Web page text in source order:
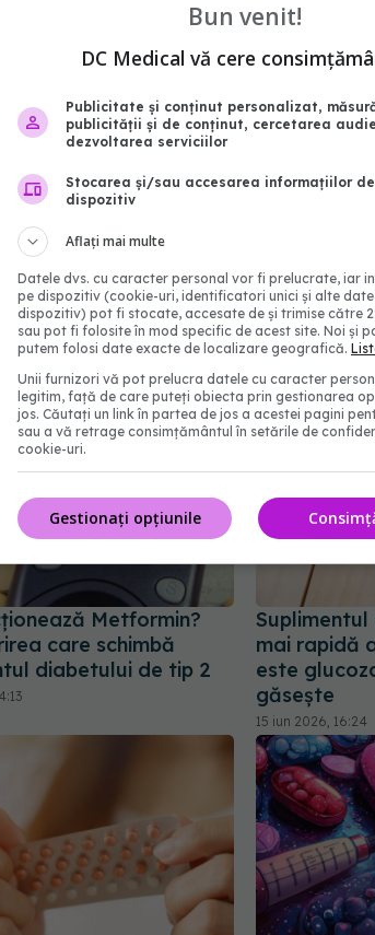
poate slăbi
împotriva cancerului
când
Explicația
13 iul 2026, 18:45
Metformin?
care schimbă
diabetului de tip 2
mai rapidă
este
găsește
15 iun 2026, 16:24
Bun venit!
DC Medical vă cere
Publicitate și conținut personalizat,
publicității și de conținut, cercetarea
dezvoltarea serviciilor
Stocarea și/sau accesarea informațiilor
dispozitiv
Aflați mai multe
Datele dvs. cu caracter personal vor fi prelucrate, iar
pe dispozitiv (cookie-uri, identificatori unici și alte
dispozitiv) pot fi stocate, accesate de și trimise către
sau pot fi folosite în mod specific de acest site. Noi și
putem folosi date exacte de localizare geografică.
Unii furnizori vă pot prelucra datele cu caracter
legitim, față de care puteți obiecta prin gestionarea
jos. Căutați un link în partea de jos a acestei pagini
sau a vă retrage consimțământul în setările de
cookie-uri.
Gestionați opțiunile